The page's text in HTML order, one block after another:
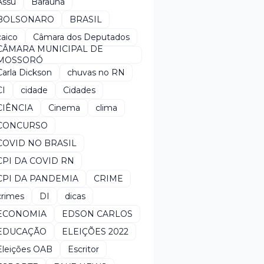
BRASIL
Câmara dos Deputados
MUNICIPAL DE
Dickson
chuvas no RN
cidade
Cidades
Cinema
clima
NO BRASIL
DA COVID RN
DA PANDEMIA
CRIME
DI
dicas
EDSON CARLOS
ELEIÇÕES 2022
OAB
Escritor